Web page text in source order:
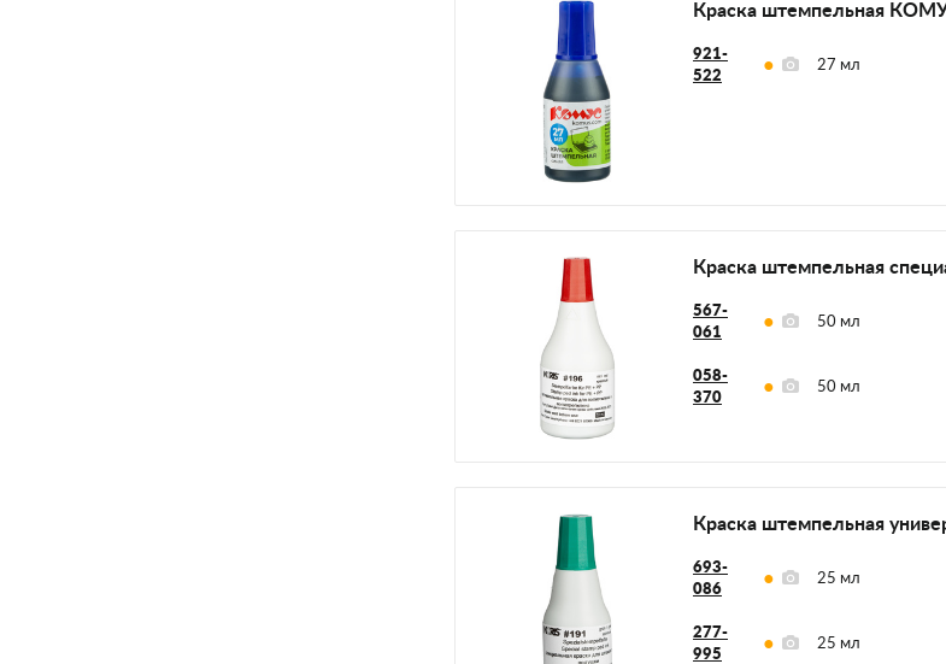
Краска штемпельная
921-
522
27 мл
Краска штемпельная
567-
061
50 мл
058-
370
50 мл
Краска штемпельная
693-
086
25 мл
277-
995
25 мл